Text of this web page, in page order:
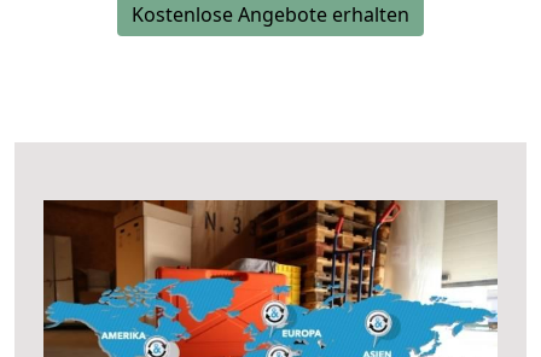
Kostenlose Angebote erhalten